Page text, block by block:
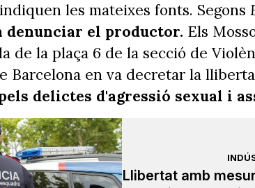
les mateixes fonts. Segons
denunciar el productor. Els
de la plaça 6 de la secció de
Barcelona en va decretar la
delictes d'agressió sexual i
Llibertat amb